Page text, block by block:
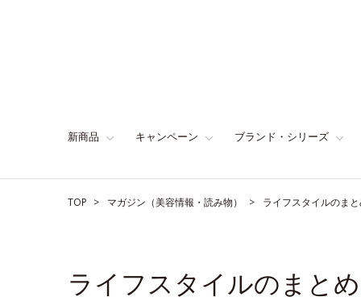
新商品 キャンペーン ブランド・シリーズ
TOP マガジン（美容情報・読み物） ライフスタイルのま
ライフスタイルのまとめ